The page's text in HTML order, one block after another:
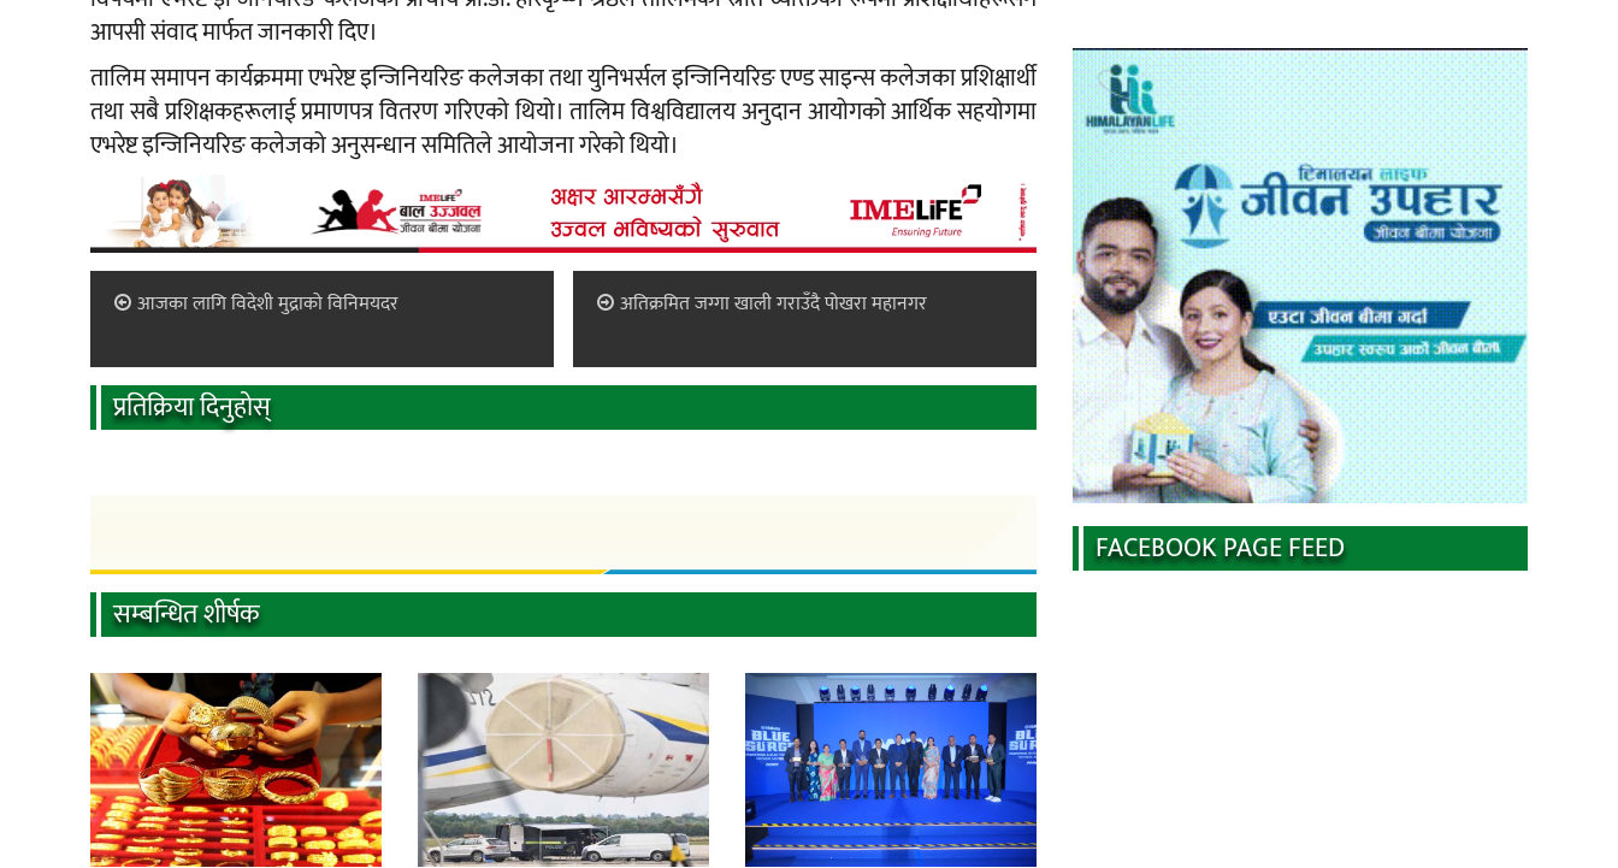
आपसी संवाद मार्फत जानकारी दिए।
तालिम समापन कार्यक्रममा एभरेष्ट इन्जिनियरिङ कलेजका तथा युनिभर्सल इन्जिनियरिङ एण्ड साइन्स कलेजका प्रशिक्षार्थी
तथा सबै प्रशिक्षकहरूलाई प्रमाणपत्र वितरण गरिएको थियो। तालिम विश्वविद्यालय अनुदान आयोगको आर्थिक सहयोगमा
एभरेष्ट इन्जिनियरिङ कलेजको अनुसन्धान समितिले आयोजना गरेको थियो।
आजका लागि विदेशी मुद्राको विनिमयदर अतिक्रमित जग्गा खाली गराउँदै पोखरा महानगर
प्रतिक्रिया दिनुहोस्
सम्बन्धित शीर्षक
FACEBOOK PAGE FEED